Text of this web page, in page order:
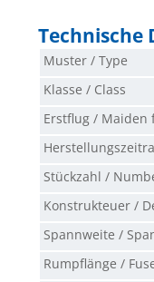
Technische
Muster / Type
Klasse / Class
Erstflug / Maiden
Stückzahl /
Konstrukteuer /
Spannweite /
Rumpflänge /